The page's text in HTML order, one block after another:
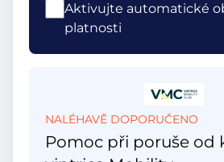
Aktivujte automatické
platnosti
NALÉHAVĚ DOPORUČENO
Pomoc při poruše od